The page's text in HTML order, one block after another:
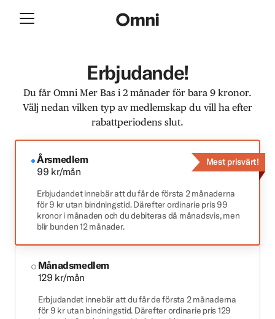
Erbjudande!
Du får Omni Mer Bas i 2 månader för bara 9 kronor.
Välj nedan vilken typ av medlemskap du vill ha efter
rabattperiodens slut.
Årsmedlem
99 kr/mån
Erbjudandet innebär att du får de första 2 månaderna
för 9 kr utan bindningstid. Därefter ordinarie pris 99
kronor i månaden och du debiteras då månadsvis, men
blir bunden 12 månader.
Mest prisvärt!
Månadsmedlem
129 kr/mån
Erbjudandet innebär att du får de första 2 månaderna
för 9 kr utan bindningstid. Därefter ordinarie pris 129